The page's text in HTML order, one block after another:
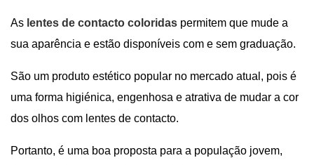
As lentes de contacto coloridas permitem que mude a
sua aparência e estão disponíveis com e sem graduação.
São um produto estético popular no mercado atual, pois é
uma forma higiénica, engenhosa e atrativa de mudar a cor
dos olhos com lentes de contacto.
Portanto, é uma boa proposta para a população jovem,